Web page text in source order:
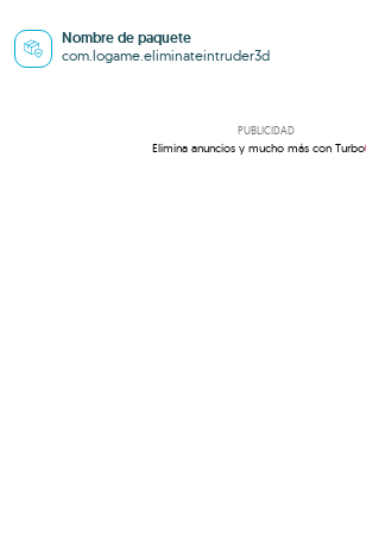
Nombre de paquete
com.logame.eliminateintruder3d
PUBLICIDAD
Elimina anuncios y mucho más con Turbo